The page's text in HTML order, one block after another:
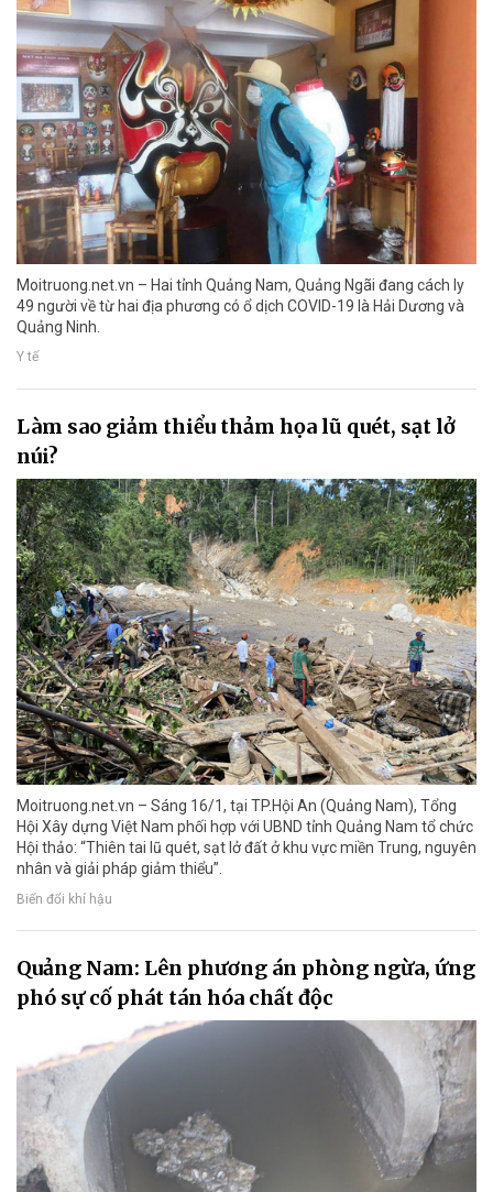
Moitruong.net.vn – Hai tỉnh Quảng Nam, Quảng Ngãi đang cách ly
49 người về từ hai địa phương có ổ dịch COVID-19 là Hải Dương và
Quảng Ninh.
Y tế
Làm sao giảm thiểu thảm họa lũ quét, sạt lở
núi?
Moitruong.net.vn – Sáng 16/1, tại TP.Hội An (Quảng Nam), Tổng
Hội Xây dựng Việt Nam phối hợp với UBND tỉnh Quảng Nam tổ chức
Hội thảo: “Thiên tai lũ quét, sạt lở đất ở khu vực miền Trung, nguyên
nhân và giải pháp giảm thiểu”.
Biến đổi khí hậu
Quảng Nam: Lên phương án phòng ngừa, ứng
phó sự cố phát tán hóa chất độc